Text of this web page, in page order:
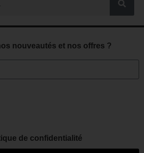
nouveautés et nos offres ?
de confidentialité